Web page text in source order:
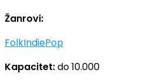
Žanrovi:
FolkIndiePop
Kapacitet:do 10.000